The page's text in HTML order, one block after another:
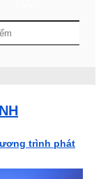
trình phát